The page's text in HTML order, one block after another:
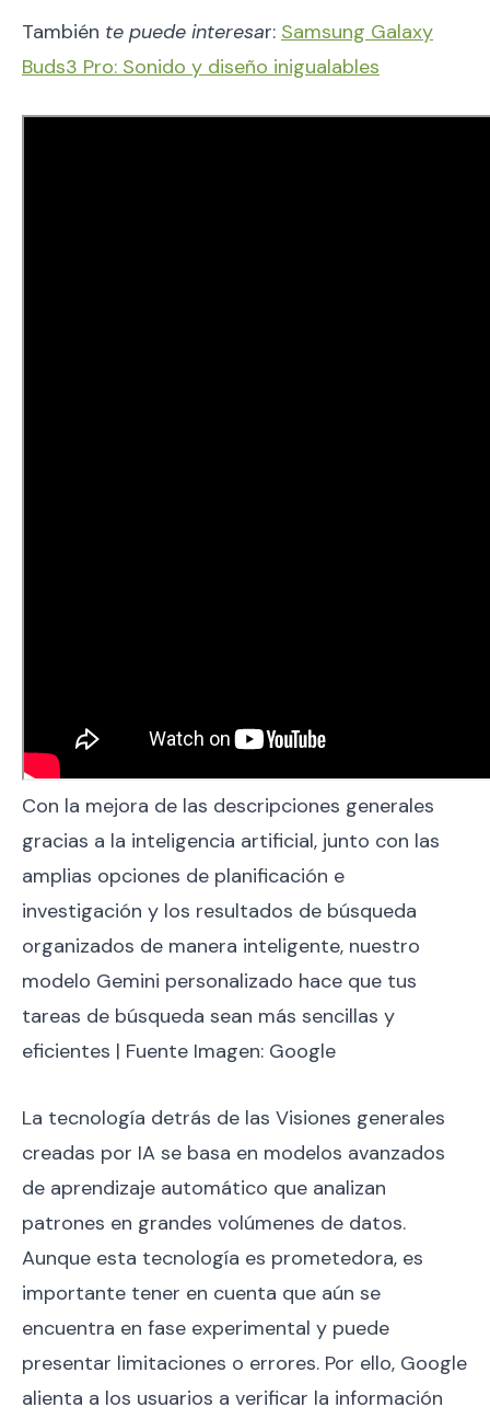
También te puede interesar: Samsung Galaxy
Buds3 Pro: Sonido y diseño inigualables
Con la mejora de las descripciones generales
gracias a la inteligencia artificial, junto con las
amplias opciones de planificación e
investigación y los resultados de búsqueda
organizados de manera inteligente, nuestro
modelo Gemini personalizado hace que tus
tareas de búsqueda sean más sencillas y
eficientes | Fuente Imagen: Google
La tecnología detrás de las Visiones generales
creadas por IA se basa en modelos avanzados
de aprendizaje automático que analizan
patrones en grandes volúmenes de datos.
Aunque esta tecnología es prometedora, es
importante tener en cuenta que aún se
encuentra en fase experimental y puede
presentar limitaciones o errores. Por ello, Google
alienta a los usuarios a verificar la información